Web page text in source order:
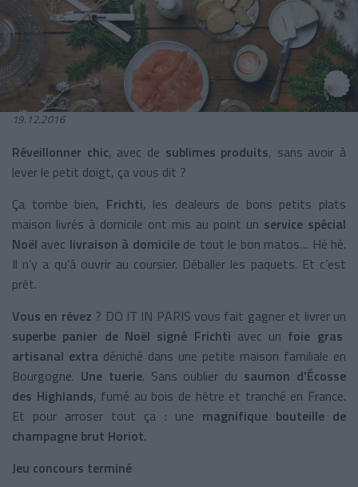
19.12.2016
Réveillonner chic, avec de sublimes produits, sans avoir à
lever le petit doigt, ça vous dit ?
Ça tombe bien, Frichti, les dealeurs de bons petits plats
maison livrés à domicile ont mis au point un service spécial
Noël avec livraison à domicilede tout le bon matos… Hé hé.
Il n’y a qu’à ouvrir au coursier. Déballer les paquets. Et c’est
prêt.
Vous en rêvez ? DO IT IN PARIS vous fait gagner et livrer un
superbe panier de Noël signé Frichti avec un foie gras
artisanal extra déniché dans une petite maison familiale en
Bourgogne. Une tuerie. Sans oublier du saumon d’Écosse
des Highlands, fumé au bois de hêtre et tranché en France.
Et pour arroser tout ça : une magnifique bouteille de
champagne brut Horiot.
Jeu concours terminé